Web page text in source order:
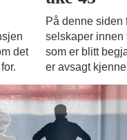
det
På denne siden
selskaper innen
som er blitt
er avsagt